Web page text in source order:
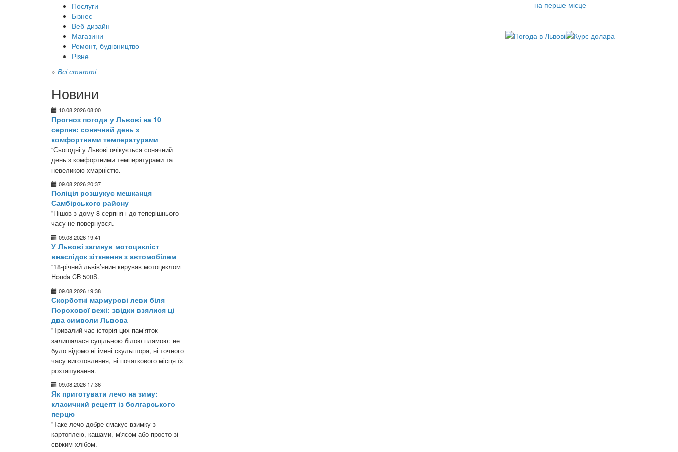
Послуги
Бізнес
Веб-дизайн
Магазини
Ремонт, будівництво
Різне
» Всі статті
Новини
10.08.2026 08:00
Прогноз погоди у Львові на 10
серпня: сонячний день з
комфортними температурами
"Сьогодні у Львові очікується сонячний
день з комфортними температурами та
невеликою хмарністю.
09.08.2026 20:37
Поліція розшукує мешканця
Самбірського району
"Пішов з дому 8 серпня і до теперішнього
часу не повернувся.
09.08.2026 19:41
У Львові загинув мотоцикліст
внаслідок зіткнення з автомобілем
"18-річний львів’янин керував мотоциклом
Honda CB 500S.
09.08.2026 19:38
Скорботні мармурові леви біля
Порохової вежі: звідки взялися ці
два символи Львова
"Тривалий час історія цих пам’яток
залишалася суцільною білою плямою: не
було відомо ні імені скульптора, ні точного
часу виготовлення, ні початкового місця їх
розташування.
09.08.2026 17:36
Як приготувати лечо на зиму:
класичний рецепт із болгарського
перцю
"Таке лечо добре смакує взимку з
картоплею, кашами, м'ясом або просто зі
свіжим хлібом.
на перше місце